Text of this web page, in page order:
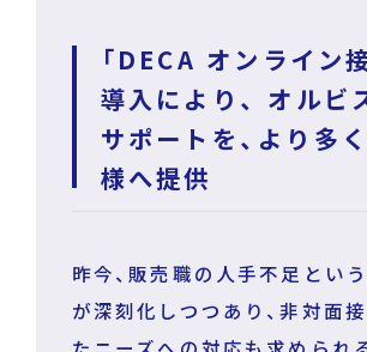
プライバシーポリシー
「DECA オンライン
導入により、 オルビ
サポートを、より多
様へ提供
昨今、販売職の人手不足とい
が深刻化しつつあり、非対面